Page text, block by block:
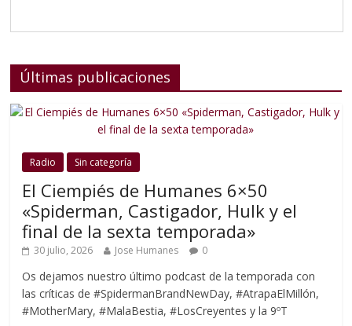
Últimas publicaciones
Radio Sin categoría
El Ciempiés de Humanes 6×50
«Spiderman, Castigador, Hulk y el
final de la sexta temporada»
30 julio, 2026 Jose Humanes 0
Os dejamos nuestro último podcast de la temporada con
las críticas de #SpidermanBrandNewDay, #AtrapaElMillón,
#MotherMary, #MalaBestia, #LosCreyentes y la 9ºT